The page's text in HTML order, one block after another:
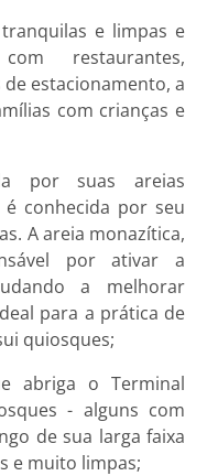
e limpas e
restaurantes,
estacionamento, a
com crianças e
por suas areias
conhecida por seu
A areia monazítica,
por ativar a
a melhorar
para a prática de
quiosques;
abriga o Terminal
- alguns com
de sua larga faixa
e muito limpas;